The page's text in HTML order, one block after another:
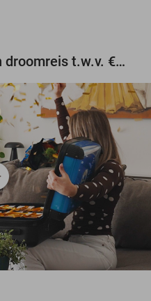
Maak gratis kans op een droomreis t.w.v. €3.000!